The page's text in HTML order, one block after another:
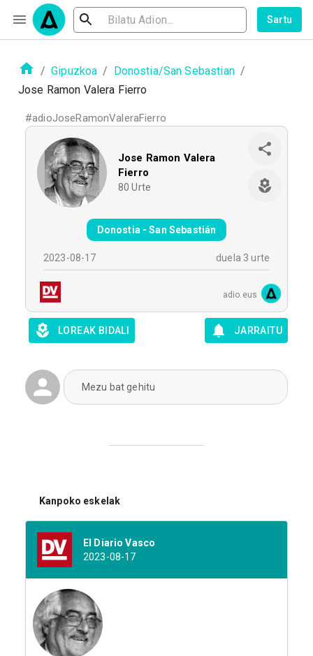
Sartu
/ Gipuzkoa / Donostia/San Sebastian /
Jose Ramon Valera Fierro
#adioJoseRamonValeraFierro
Jose Ramon Valera
Fierro
80 Urte
Donostia - San Sebastián
2023-08-17 duela 3 urte
adio.eus
LOREAK BIDALI JARRAITU
Mezu bat gehitu
Kanpoko eskelak
El Diario Vasco
2023-08-17